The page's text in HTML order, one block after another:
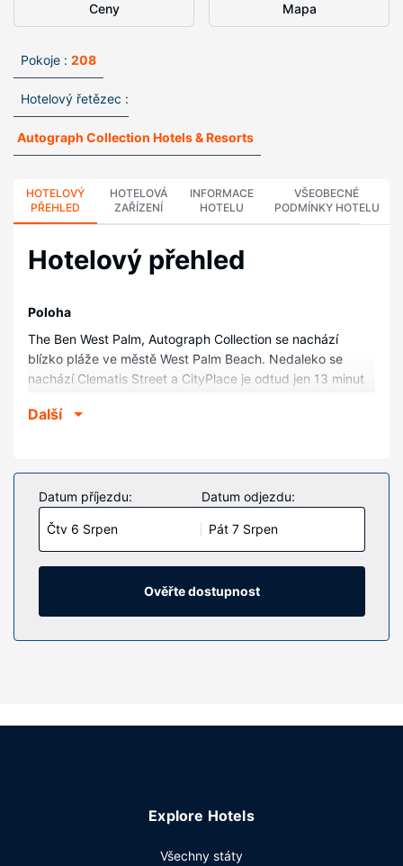
Ceny Mapa
Pokoje : 208
Hotelový řetězec :
Autograph Collection Hotels & Resorts
HOTELOVÝ
PŘEHLED
HOTELOVÁ
ZAŘÍZENÍ
INFORMACE
HOTELU
VŠEOBECNÉ
PODMÍNKY HOTELU
Hotelový přehled
Poloha
The Ben West Palm, Autograph Collection se nachází
blízko pláže ve městě West Palm Beach. Nedaleko se
nachází Clematis Street a CityPlace je odtud jen 13 minut
centrum okresu Palm Beach a 2,5 km od Worth Avenue
V jednom z 208 pokojů s osobitou výzdobou, k jejichž
vybavení patří minibar a Smart televize, se budete cítit
jako doma. Bezdrátový internet zdarma vám zajistí spojení
se světem a televize, která nabízí kabelové kanály, dobrou
zábavu. Soukromé koupelny nabízí vybavení, jehož
součástí jsou vana či sprcha, toaletní potřeby zdarma a
vysoušeč vlasů. Další užitečné vybavení a služby: telefon,
něž patří mimo jiné venkovní bazén a fitness centrum s
jednou z 2 restaurací v areálu tohoto hotelu. Chcete-li si
Další
Datum příjezdu:
Čtv 6 Srpen
Datum odjezdu:
Pát 7 Srpen
Ověřte dostupnost
Explore Hotels
Všechny státy